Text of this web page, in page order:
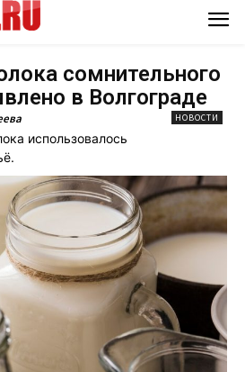
сомнительного
в Волгограде
НОВОСТИ
использовалось